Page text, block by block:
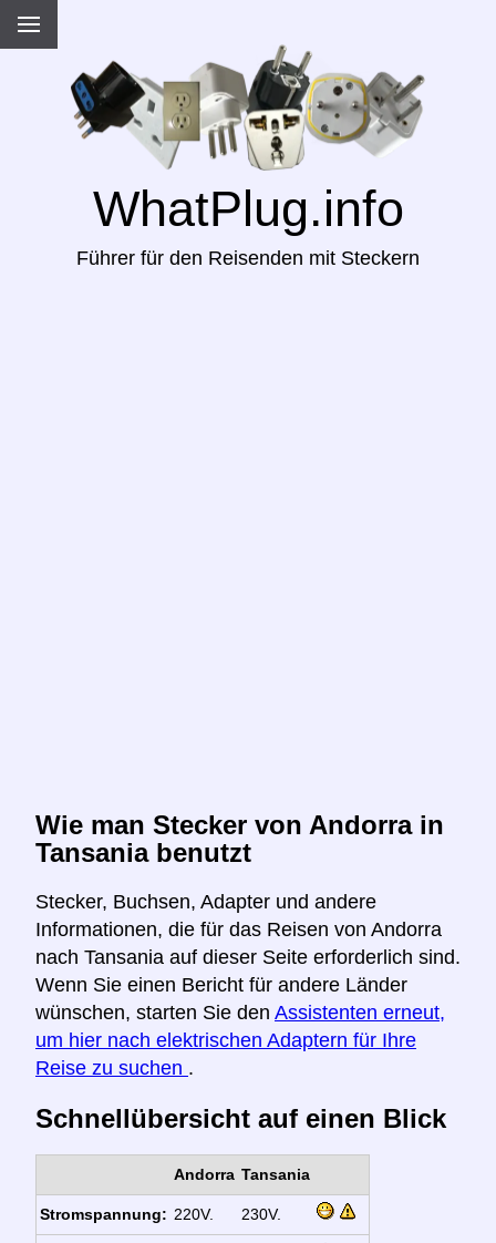
WhatPlug.info
Führer für den Reisenden mit Steckern
Wie man Stecker von Andorra in
Tansania benutzt
Stecker, Buchsen, Adapter und andere
Informationen, die für das Reisen von Andorra
nach Tansania auf dieser Seite erforderlich sind.
Wenn Sie einen Bericht für andere Länder
wünschen, starten Sie den Assistenten erneut,
um hier nach elektrischen Adaptern für Ihre
Reise zu suchen .
Schnellübersicht auf einen Blick
Andorra Tansania
Stromspannung: 220V. 230V.